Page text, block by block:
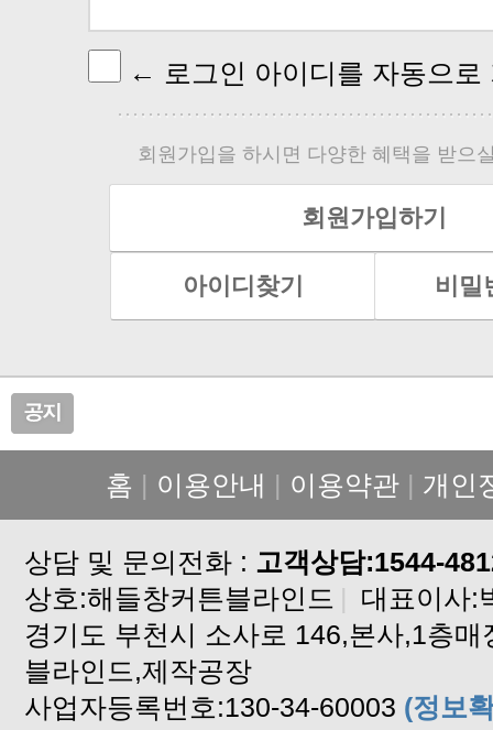
← 로그인 아이디를 자동으로
회원가입을 하시면 다양한 혜택을 받으
회원가입하기
아이디찾기 비밀
홈 | 이용안내 | 이용약관 | 개인
상담 및 문의전화 : 고객상담:1544-
상호:해들창커튼블라인드 | 대표이사:
블라인드,제작공장
사업자등록번호:130-34-60003 (정보